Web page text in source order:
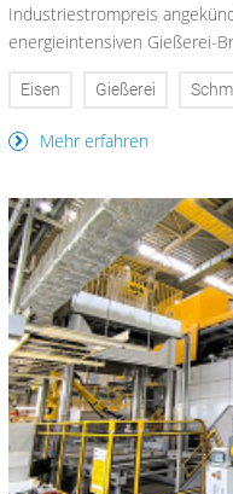
Industriestrompreis
energieintensiven Gießerei-
Eisen Gießerei
Mehr erfahren